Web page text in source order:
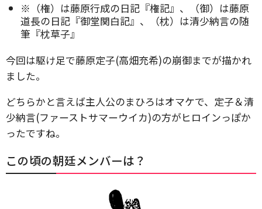
※（権）は藤原行成の日記『権記』、（御）は藤原
道長の日記『御堂関白記』、（枕）は清少納言の随
筆『枕草子』
今回は駆け足で藤原定子(高畑充希)の崩御までが描かれ
ました。
どちらかと言えば主人公のまひろはオマケで、定子＆清
少納言(ファーストサマーウイカ)の方がヒロインっぽか
ったですね。
この頃の朝廷メンバーは？